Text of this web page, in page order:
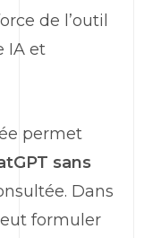
de l’outil
IA et
permet
sans
Dans
formuler